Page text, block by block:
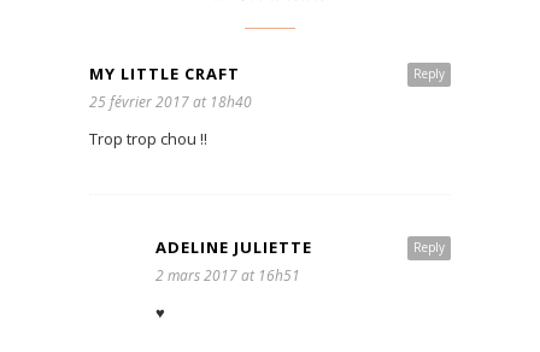
Reply
MY LITTLE CRAFT
25 février 2017 at 18h40
Trop trop chou !!
Reply
ADELINE JULIETTE
2 mars 2017 at 16h51
♥